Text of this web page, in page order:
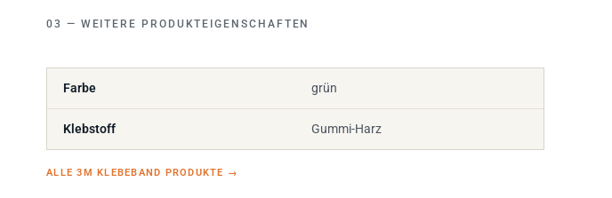
WEITERE PRODUKTEIGENSCHAFTEN
Farbe grün
Klebstoff Gummi-Harz